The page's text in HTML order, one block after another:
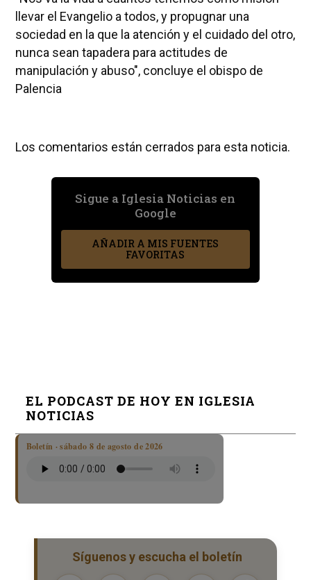
llevar el Evangelio a todos, y propugnar una
sociedad en la que la atención y el cuidado del otro,
nunca sean tapadera para actitudes de
manipulación y abuso", concluye el obispo de
Palencia
Los comentarios están cerrados para esta noticia.
Sigue a Iglesia Noticias en
Google
AÑADIR A MIS FUENTES
FAVORITAS
EL PODCAST DE HOY EN IGLESIA
NOTICIAS
Boletín · sábado 8 de agosto de 2026
Síguenos y escucha el boletín